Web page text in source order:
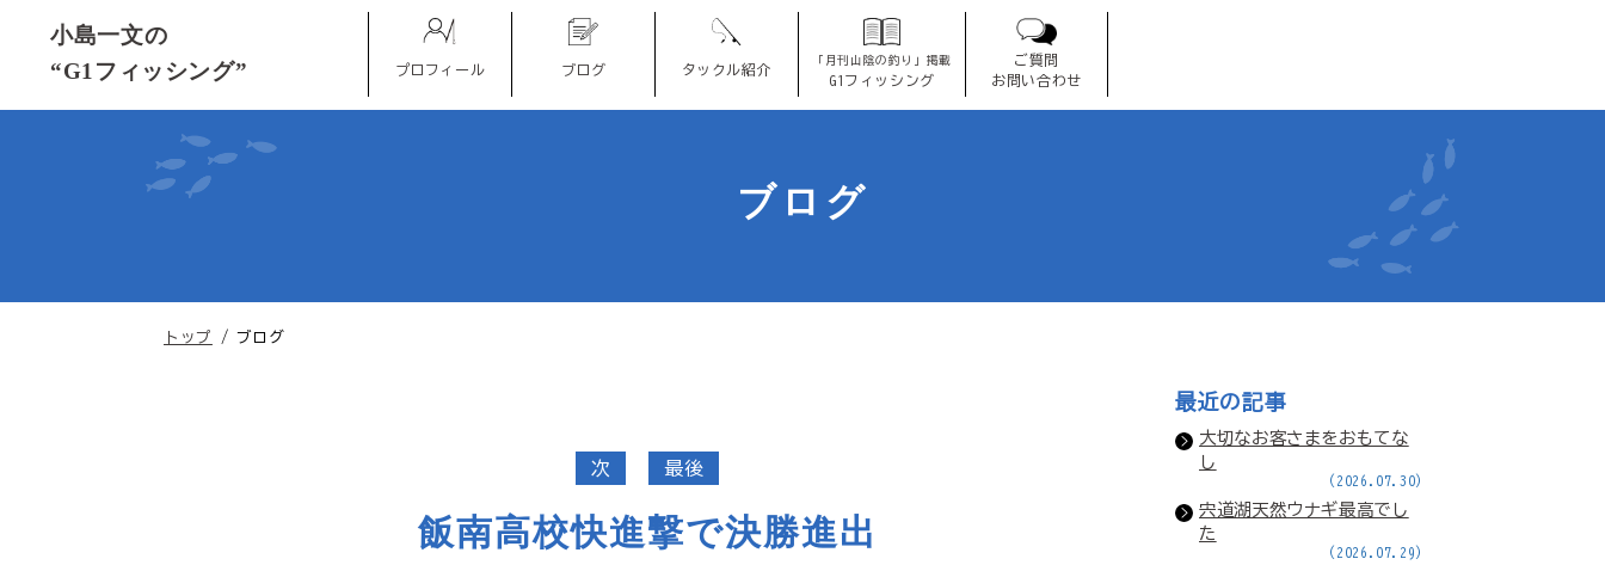
小島一文の
“G1フィッシング”
プロフィール ブログ タックル紹介
「月刊山陰の釣り」掲載
G1フィッシング
ご質問
お問い合わせ
ブログ
現
トップ / ブログ
次 最後
飯南高校快進撃で決勝進出
最近の記事
大切なお客さまをおもてな
し
(2026.07.30)
宍道湖天然ウナギ最高でし
た
(2026.07.29)